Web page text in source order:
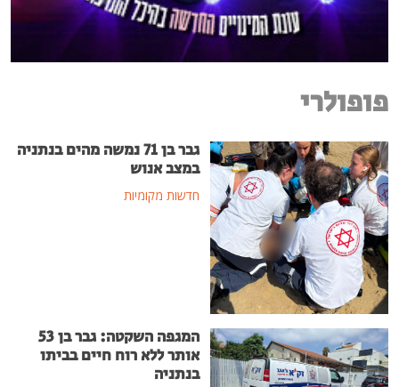
פופולרי
גבר בן 71 נמשה מהים בנתניה
במצב אנוש
חדשות מקומיות
המגפה השקטה: גבר בן 53
אותר ללא רוח חיים בביתו
בנתניה